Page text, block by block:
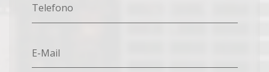
Telefono
E-Mail